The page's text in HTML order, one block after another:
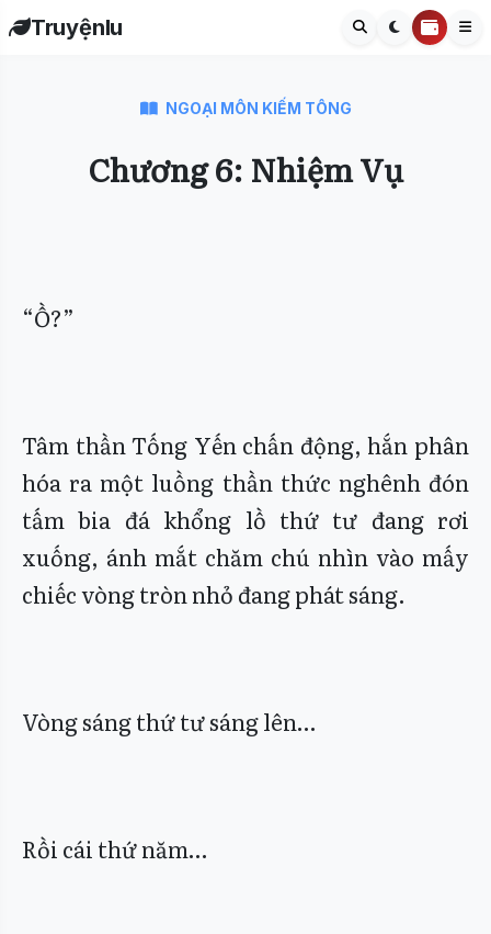
Truyệnlu
NGOẠI MÔN KIẾM TÔNG
Chương 6: Nhiệm Vụ
“Ồ?”
Tâm thần Tống Yến chấn động, hắn phân
hóa ra một luồng thần thức nghênh đón
tấm bia đá khổng lồ thứ tư đang rơi
xuống, ánh mắt chăm chú nhìn vào mấy
chiếc vòng tròn nhỏ đang phát sáng.
Vòng sáng thứ tư sáng lên…
Rồi cái thứ năm…